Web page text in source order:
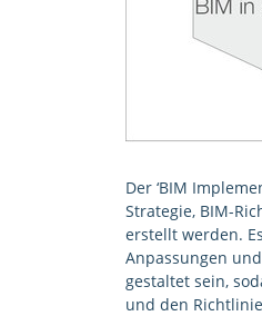
Der ‘BIM
Strategie, BIM-
erstellt werden.
Anpassungen
gestaltet sein,
und den